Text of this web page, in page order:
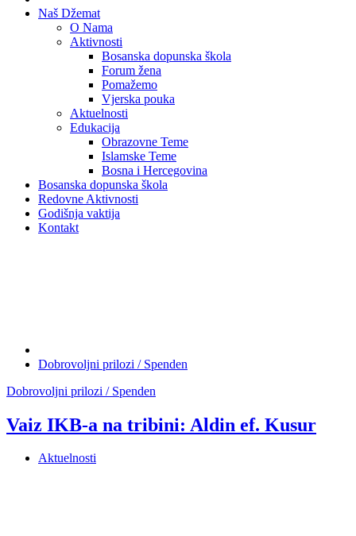
Naš Džemat
O Nama
Aktivnosti
Bosanska dopunska škola
Forum žena
Pomažemo
Vjerska pouka
Aktuelnosti
Edukacija
Obrazovne Teme
Islamske Teme
Bosna i Hercegovina
Bosanska dopunska škola
Redovne Aktivnosti
Godišnja vaktija
Kontakt
Dobrovoljni prilozi / Spenden
Dobrovoljni prilozi / Spenden
Vaiz IKB-a na tribini: Aldin ef. Kusur
Aktuelnosti